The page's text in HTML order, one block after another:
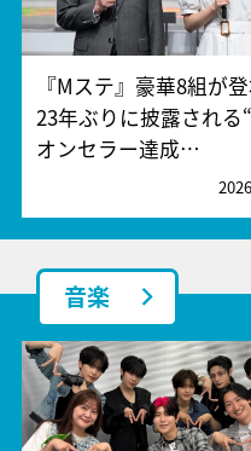
『Mステ』豪華8組が登
23年ぶりに披露される
オンセラー達成…
音楽